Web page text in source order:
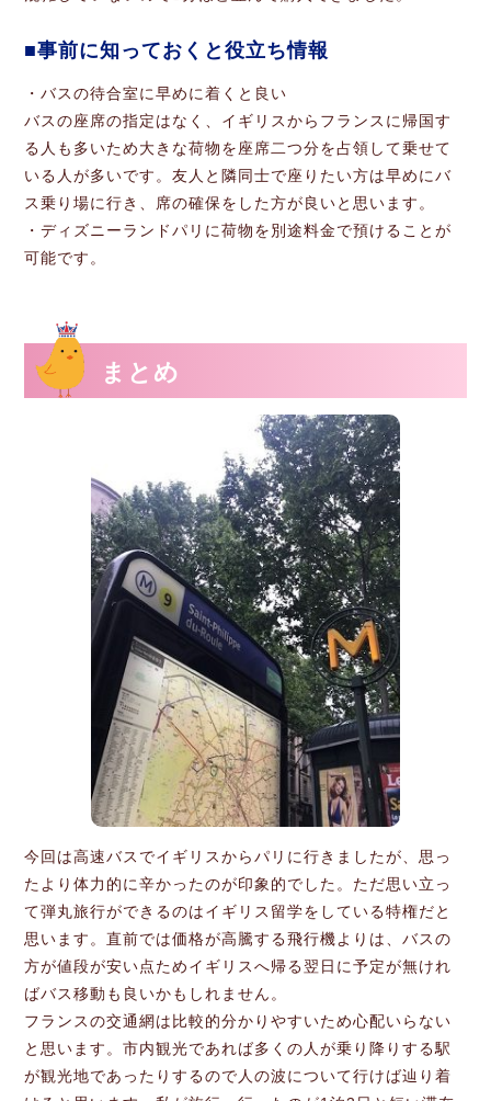
事前に知っておくと役立ち情報
・バスの待合室に早めに着くと良い
バスの座席の指定はなく、イギリスからフランスに帰国す
る人も多いため大きな荷物を座席二つ分を占領して乗せて
いる人が多いです。友人と隣同士で座りたい方は早めにバ
ス乗り場に行き、席の確保をした方が良いと思います。
・ディズニーランドパリに荷物を別途料金で預けることが
可能です。
まとめ
今回は高速バスでイギリスからパリに行きましたが、思っ
たより体力的に辛かったのが印象的でした。ただ思い立っ
て弾丸旅行ができるのはイギリス留学をしている特権だと
思います。直前では価格が高騰する飛行機よりは、バスの
方が値段が安い点ためイギリスへ帰る翌日に予定が無けれ
ばバス移動も良いかもしれません。
フランスの交通網は比較的分かりやすいため心配いらない
と思います。市内観光であれば多くの人が乗り降りする駅
が観光地であったりするので人の波について行けば辿り着